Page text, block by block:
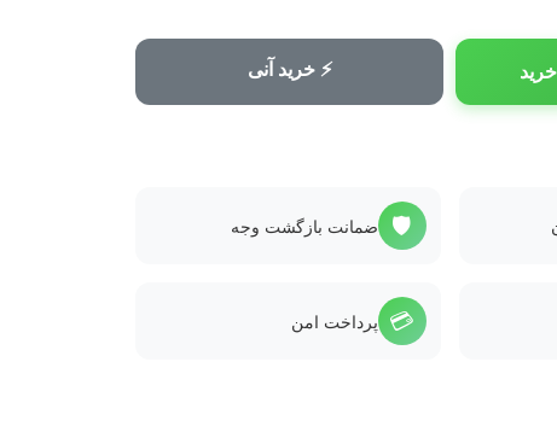
⚡ خرید آنی
🛡️ ضمانت بازگشت وجه
💳 پرداخت امن